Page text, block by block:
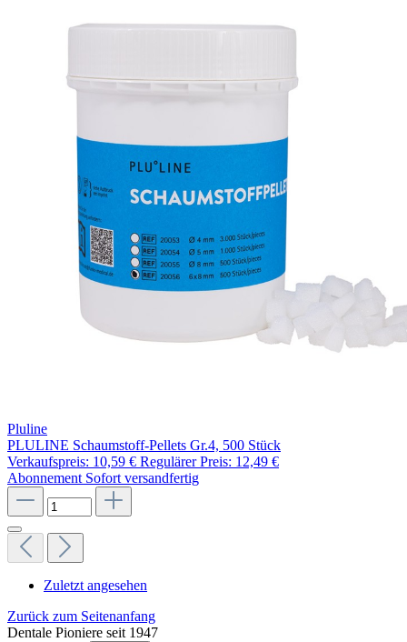
Pluline
PLULINE Schaumstoff-Pellets Gr.4, 500 Stück
Verkaufspreis: 10,59 € Regulärer Preis: 12,49 €
Abonnement Sofort versandfertig
Zuletzt angesehen
Zurück zum Seitenanfang
Dentale Pioniere seit 1947